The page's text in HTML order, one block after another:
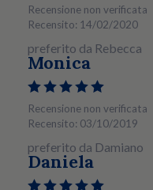
Recensione non verificata
Recensito: 14/02/2020
preferito da Rebecca
Monica
Recensione non verificata
Recensito: 03/10/2019
preferito da Damiano
Daniela